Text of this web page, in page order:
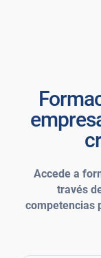
Accede a
través
competencias